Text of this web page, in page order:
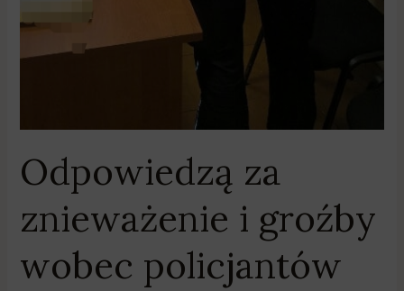
Odpowiedzą za
znieważenie i groźby
wobec policjantów